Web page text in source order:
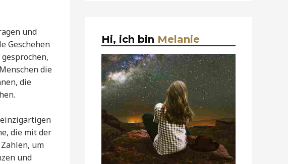
und
Geschehen
die
die
die mit der
um
und
Hi, ich bin Melanie